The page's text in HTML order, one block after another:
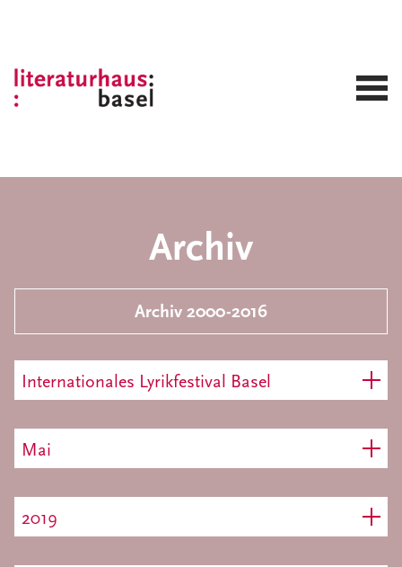
Archiv
Archiv 2000-2016
Internationales Lyrikfestival Basel
Mai
2019